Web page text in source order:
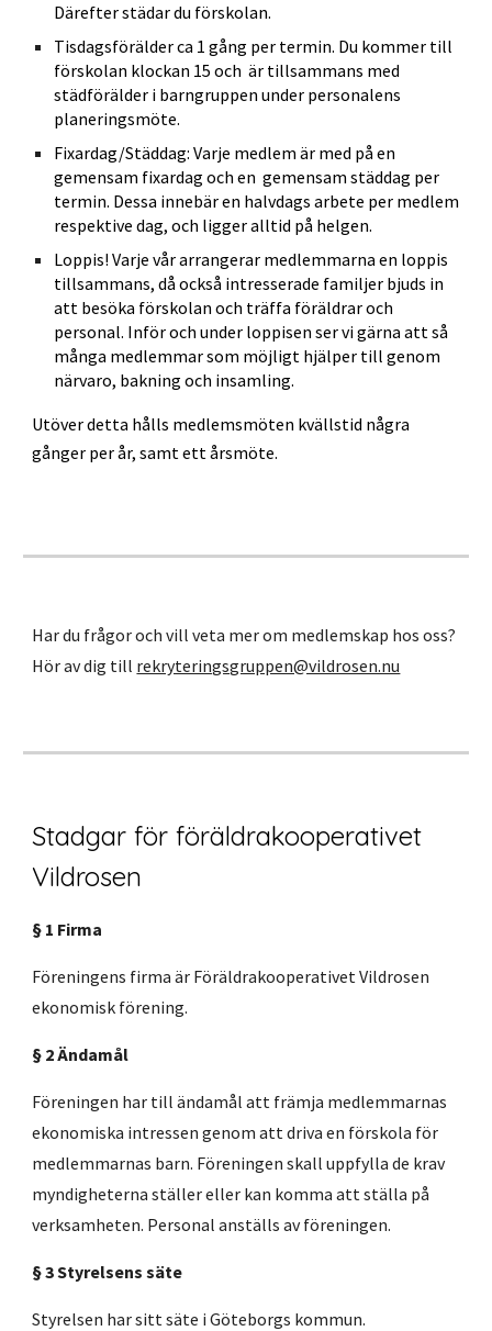
Därefter städar du förskolan.
Tisdagsförälder ca 1 gång per termin. Du kommer till
förskolan klockan 15 och är tillsammans med
städförälder i barngruppen under personalens
planeringsmöte.
Fixardag/Städdag: Varje medlem är med på en
gemensam fixardag och en gemensam städdag per
termin. Dessa innebär en halvdags arbete per medlem
respektive dag, och ligger alltid på helgen.
Loppis! Varje vår arrangerar medlemmarna en loppis
tillsammans, då också intresserade familjer bjuds in
att besöka förskolan och träffa föräldrar och
personal. Inför och under loppisen ser vi gärna att så
många medlemmar som möjligt hjälper till genom
närvaro, bakning och insamling.
Utöver detta hålls medlemsmöten kvällstid några
gånger per år, samt ett årsmöte.
Har du frågor och vill veta mer om medlemskap hos oss?
Hör av dig till rekryteringsgruppen@vildrosen.nu
Stadgar för föräldrakooperativet
Vildrosen
§ 1 Firma
Föreningens firma är Föräldrakooperativet Vildrosen
ekonomisk förening.
§ 2 Ändamål
Föreningen har till ändamål att främja medlemmarnas
ekonomiska intressen genom att driva en förskola för
medlemmarnas barn. Föreningen skall uppfylla de krav
myndigheterna ställer eller kan komma att ställa på
verksamheten. Personal anställs av föreningen.
§ 3 Styrelsens säte
Styrelsen har sitt säte i Göteborgs kommun.